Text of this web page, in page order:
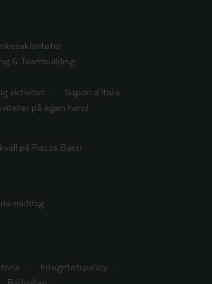
& Teambuilding
aktivitet
Sapori d’Italia
på egen hand
på Piazza Bassi
middag
Integritetspolicy